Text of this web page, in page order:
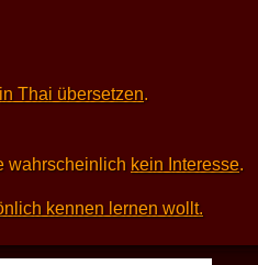
in Thai übersetzen.
wahrscheinlich kein Interesse.
kennen lernen wollt.